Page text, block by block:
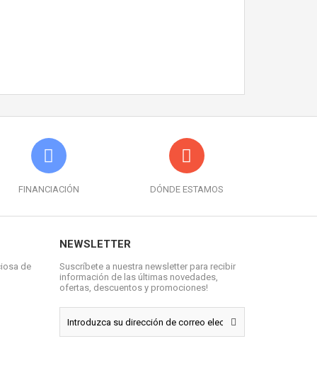
FINANCIACIÓN DÓNDE ESTAMOS
de
NEWSLETTER
Suscríbete a nuestra newsletter para recibir
información de las últimas novedades,
ofertas, descuentos y promociones!